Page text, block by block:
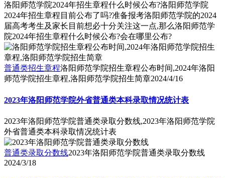
洛阳师范学院2024年招生章程什么时候公布?洛阳师范学院
2024年招生章程目前公布了吗?准备报考洛阳师范学院的2024
届高考考生及家长目前想必十分关注这一点,那么洛阳师范学
院2024年招生章程什么时候公布?会在哪里公布?
普通类招生章程洛阳师范学院招生章程公布时间,2024年洛阳
师范学院招生章程,洛阳师范学院招生简章2024/4/16
2023年洛阳师范学院外省普通类本科录取情况统计表
2023年洛阳师范学院普通类录取分数线,2023年洛阳师范学院
外省普通类本科录取情况统计表
普通类录取分数线2023年洛阳师范学院普通类录取分数线
2024/3/18